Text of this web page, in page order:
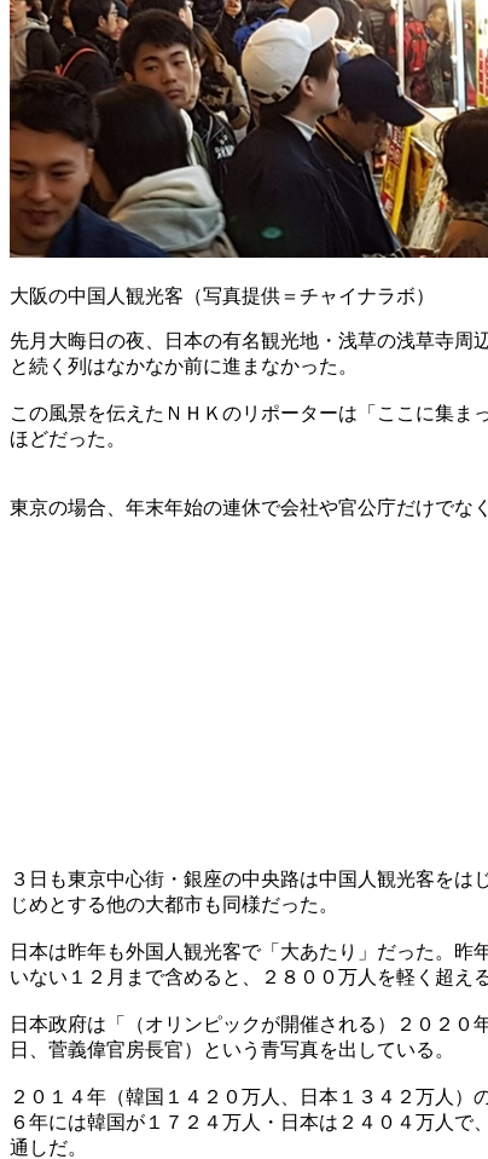
大阪の中国人観光客（写真提供＝チャイナラボ）
先月大晦日の夜、日本の有名観光地・浅草の浅草寺
と続く列はなかなか前に進まなかった。
この風景を伝えたＮＨＫのリポーターは「ここに集
ほどだった。
東京の場合、年末年始の連休で会社や官公庁だけでな
３日も東京中心街・銀座の中央路は中国人観光客を
じめとする他の大都市も同様だった。
日本は昨年も外国人観光客で「大あたり」だった。
いない１２月まで含めると、２８００万人を軽く超え
日本政府は「（オリンピックが開催される）２０２
日、菅義偉官房長官）という青写真を出している。
２０１４年（韓国１４２０万人、日本１３４２万人
６年には韓国が１７２４万人・日本は２４０４万人
通しだ。